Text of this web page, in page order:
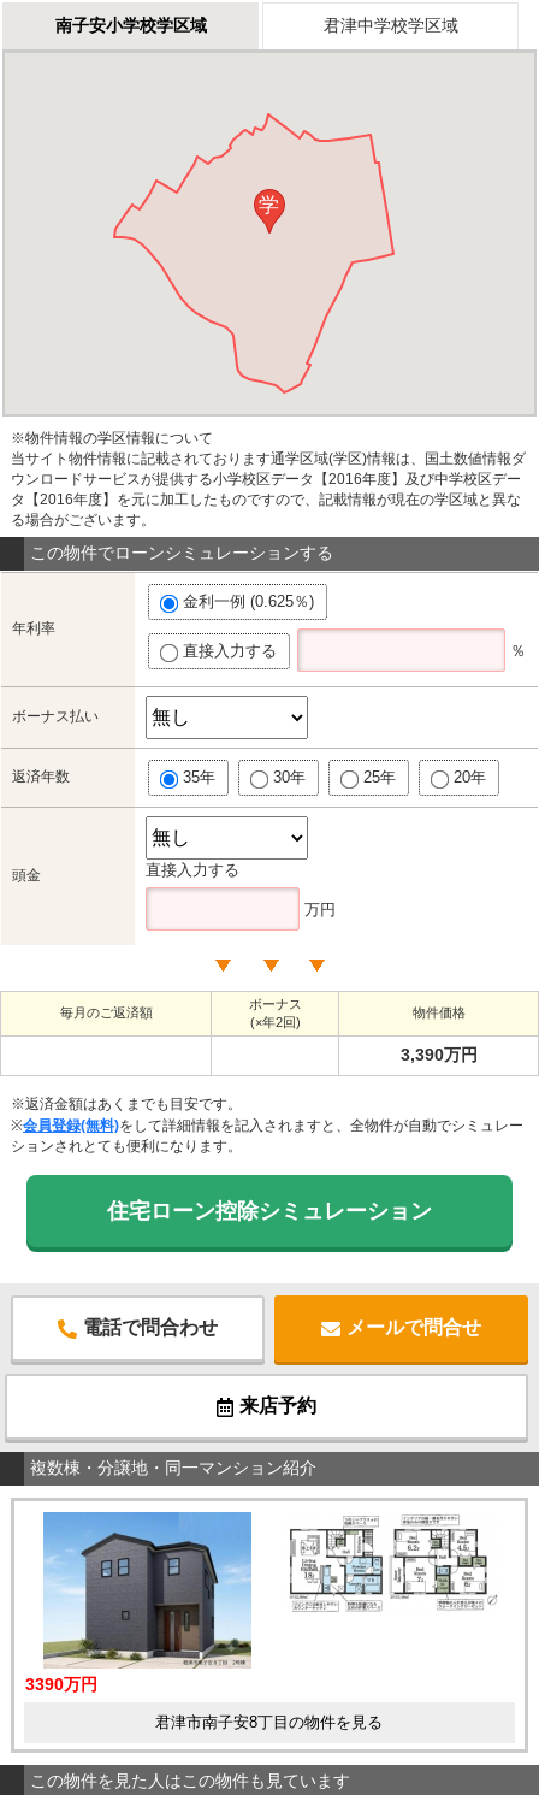
南子安小学校学区域 君津中学校学区域
学
※物件情報の学区情報について
当サイト物件情報に記載されております通学区域(学区)情報は、国土数値情報ダ
ウンロードサービスが提供する小学校区データ【2016年度】及び中学校区デー
タ【2016年度】を元に加工したものですので、記載情報が現在の学区域と異な
る場合がございます。
この物件でローンシミュレーションする
年利率
金利一例 (0.625％)
直接入力する ％
ボーナス払い
返済年数 35年 30年 25年 20年
頭金 直接入力する
万円
毎月のご返済額
ボーナス
(×年2回)
物件価格
3,390万円
※返済金額はあくまでも目安です。
※会員登録(無料)をして詳細情報を記入されますと、全物件が自動でシミュレー
ションされとても便利になります。
住宅ローン控除シミュレーション
電話で問合わせ メールで問合せ
来店予約
複数棟・分譲地・同一マンション紹介
3390万円
君津市南子安8丁目の物件を見る
この物件を見た人はこの物件も見ています